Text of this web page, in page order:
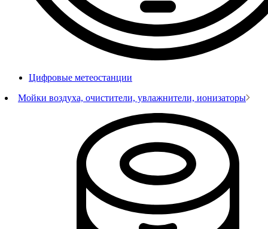
Цифровые метеостанции
Мойки воздуха, очистители, увлажнители, ионизаторы